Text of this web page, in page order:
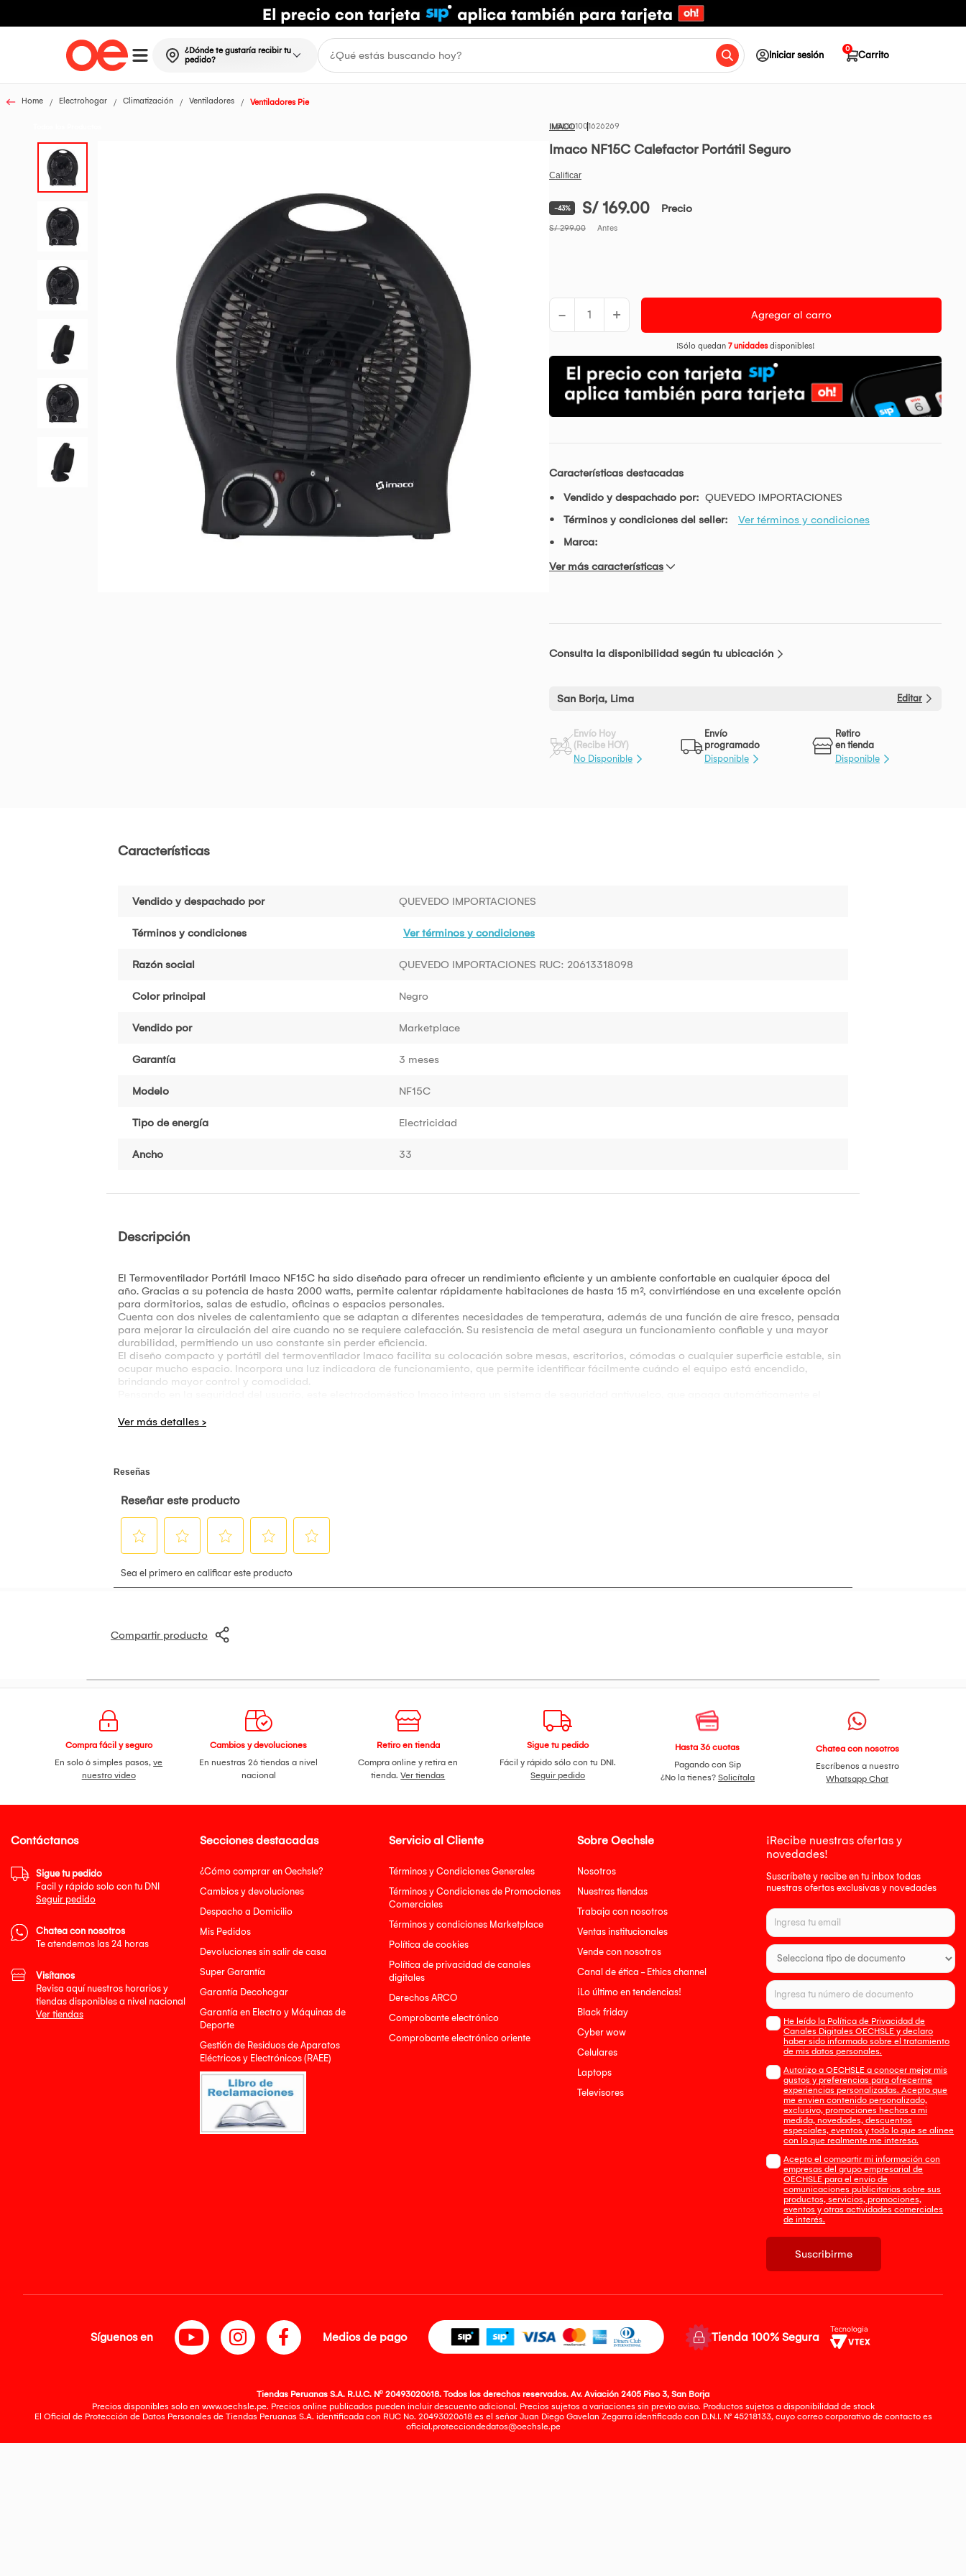
¿Dónde te gustaría recibir tu
pedido?
Iniciar sesión Carrito
0
Home Electrohogar Climatización Ventiladores Ventiladores Pie
IMACO1001626269
Imaco NF15C Calefactor Portátil Seguro
-43% S/ 169.00 Precio
S/ 299.00 Antes
- + Agregar al carro
¡Sólo quedan 7 unidadesdisponibles!
Características destacadas
Vendido y despachado por: QUEVEDO IMPORTACIONES
Términos y condiciones del seller:
Ver términos y condiciones
Marca:
Ver más características
Consulta la disponibilidad según tu ubicación
San Borja, Lima Editar
Envío Hoy
(Recibe HOY)
No Disponible
Envío
programado
Disponible
Retiro
en tienda
Disponible
Características
Vendido y despachado por QUEVEDO IMPORTACIONES
Términos y condiciones Ver términos y condiciones
Razón social QUEVEDO IMPORTACIONES RUC: 20613318098
Color principal Negro
Vendido por Marketplace
Garantía 3 meses
Modelo NF15C
Tipo de energía Electricidad
Ancho 33
Descripción
El Termoventilador Portátil Imaco NF15C ha sido diseñado para ofrecer un rendimiento eficiente y un ambiente confortable en cualquier época del
año. Gracias a su potencia de hasta 2000 watts, permite calentar rápidamente habitaciones de hasta 15 m², convirtiéndose en una excelente opción
para dormitorios, salas de estudio, oficinas o espacios personales.
Cuenta con dos niveles de calentamiento que se adaptan a diferentes necesidades de temperatura, además de una función de aire fresco, pensada
para mejorar la circulación del aire cuando no se requiere calefacción. Su resistencia de metal asegura un funcionamiento confiable y una mayor
durabilidad, permitiendo un uso constante sin perder eficiencia.
El diseño compacto y portátil del termoventilador Imaco facilita su colocación sobre mesas, escritorios, cómodas o cualquier superficie estable, sin
ocupar mucho espacio. Incorpora una luz indicadora de funcionamiento, que permite identificar fácilmente cuándo el equipo está encendido,
brindando mayor control y comodidad.
fácil de transportar y almacenar cuando no está en uso.
Compartir producto
Compra fácil y seguro
En solo 6 simples pasos,ve
nuestro video
Cambios y devoluciones
En nuestras 26 tiendas a nivel
nacional
Retiro en tienda
Compra online y retira en
tienda.Ver tiendas
Sigue tu pedido
Fácil y rápido sólo con tu DNI.
Seguir pedido
Hasta 36 cuotas
Pagando con Sip
¿No la tienes? Solicítala
Chatea con nosotros
Escríbenos a nuestro
Whatsapp Chat
Secciones destacadas
¿Cómo comprar en Oechsle?
Cambios y devoluciones
Despacho a Domicilio
Mis Pedidos
Devoluciones sin salir de casa
Super Garantía
Garantía Decohogar
Garantía en Electro y Máquinas de
Deporte
Gestión de Residuos de Aparatos
Eléctricos y Electrónicos (RAEE)
Servicio al Cliente
Términos y Condiciones Generales
Términos y Condiciones de Promociones
Comerciales
Términos y condiciones Marketplace
Política de cookies
Política de privacidad de canales
digitales
Derechos ARCO
Comprobante electrónico
Comprobante electrónico oriente
Sobre Oechsle
Nosotros
Nuestras tiendas
Trabaja con nosotros
Ventas institucionales
Vende con nosotros
Canal de ética - Ethics channel
¡Lo último en tendencias!
Black friday
Cyber wow
Celulares
Laptops
Televisores
¡Recibe nuestras ofertas y
novedades!
Suscríbete y recibe en tu inbox todas
nuestras ofertas exclusivas y novedades
He leído la Política de Privacidad de
Canales Digitales OECHSLE y declaro
haber sido informado sobre el tratamiento
de mis datos personales.
Autorizo a OECHSLE a conocer mejor mis
gustos y preferencias para ofrecerme
experiencias personalizadas. Acepto que
me envien contenido personalizado,
exclusivo, promociones hechas a mi
medida, novedades, descuentos
especiales, eventos y todo lo que se alinee
con lo que realmente me interesa.
Acepto el compartir mi información con
empresas del grupo empresarial de
OECHSLE para el envío de
comunicaciones publicitarias sobre sus
productos, servicios, promociones,
eventos y otras actividades comerciales
de interés.
Suscribirme
Contáctanos
Sigue tu pedido
Facil y rápido solo con tu DNI
Seguir pedido
Chatea con nosotros
Te atendemos las 24 horas
Visítanos
Revisa aquí nuestros horarios y
tiendas disponibles a nivel nacional
Ver tiendas
Síguenos en Medios de pago Tienda 100% Segura
Tiendas Peruanas S.A. R.U.C. Nº 20493020618. Todos los derechos reservados. Av. Aviación 2405 Piso 3, San Borja
Precios disponibles solo en www.oechsle.pe. Precios online publicados pueden incluir descuento adicional. Precios sujetos a variaciones sin previo aviso. Productos sujetos a disponibilidad de stock
El Oficial de Protección de Datos Personales de Tiendas Peruanas S.A. identificada con RUC No. 20493020618 es el señor Juan Diego Gavelan Zegarra identificado con D.N.I. N° 45218133, cuyo correo corporativo de contacto es
oficial.protecciondedatos@oechsle.pe